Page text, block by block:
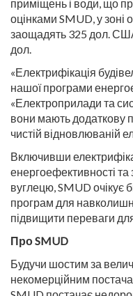
приміщень і води, що
оцінками SMUD, у зоні
заощадять 325 дол.
дол.
«Електрифікація
нашої програми
«Електроприлади та
вони мають додаткову
чистій відновлюваній
Включивши
енергоефективності
вуглецю, SMUD очікує
програм для
підвищити переваги для
Про SMUD
Будучи шостим за
некомерційним